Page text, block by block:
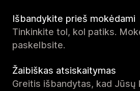
Išbandykite prieš mokėdami
Tinkinkite tol, kol patiks.
paskelbsite.
Žaibiškas atsiskaitymas
Greitis išbandytas, kad Jūsų